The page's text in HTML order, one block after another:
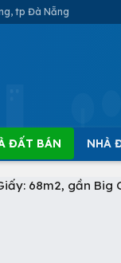
tp Đà Nẵng
ĐẤT BÁN NHÀ